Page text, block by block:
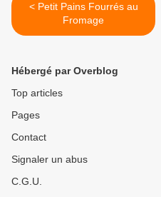
< Petit Pains Fourrés au
Fromage
Hébergé par Overblog
Top articles
Pages
Contact
Signaler un abus
C.G.U.